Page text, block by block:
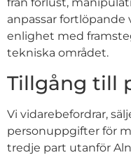
från förlust,
anpassar fortlöpande
enlighet med
tekniska området.
Tillgång till
Vi vidarebefordrar,
personuppgifter för
tredje part utanför